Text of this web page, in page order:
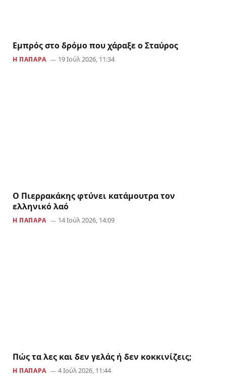
Εμπρός στο δρόμο που χάραξε ο Σταύρος
Η ΠΑΠΆΡΑ 19 Ιούλ 2026, 11:34
Ο Πιερρακάκης φτύνει κατάμουτρα τον
ελληνικό λαό
Η ΠΑΠΆΡΑ 14 Ιούλ 2026, 14:09
Πώς τα λες και δεν γελάς ή δεν κοκκινίζεις;
Η ΠΑΠΆΡΑ 4 Ιούλ 2026, 11:44